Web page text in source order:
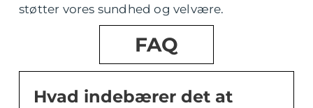
støtter vores sundhed og velvære.
FAQ
Hvad indebærer det at